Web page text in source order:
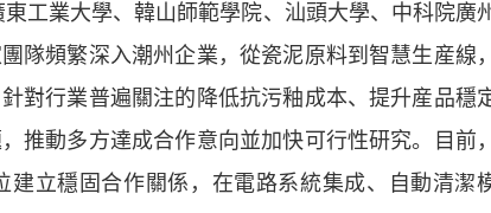
工業大學、韓山師範學院、汕頭大學、中科院廣
隊頻繁深入潮州企業，從瓷泥原料到智慧生産線，
對行業普遍關注的降低抗污釉成本、提升産品穩
推動多方達成合作意向並加快可行性研究。目前，
立穩固合作關係，在電路系統集成、自動清潔